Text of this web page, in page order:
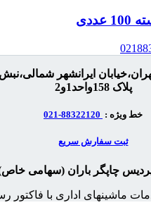
ایرانشهر شمالی،نبش
پلاک 158واحد1و2
خط ویژه :
ثبت سفارش سریع
چاپگر باران (سهامی
ماشینهای اداری با فاکتور